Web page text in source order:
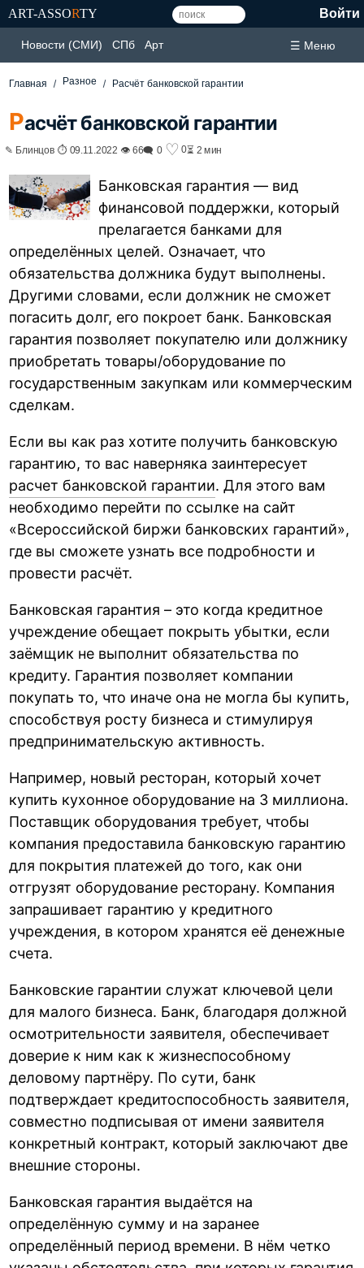
ART-ASSORTY Войти
Новости (СМИ) СПб Арт ☰ Меню
Главная Разное Расчёт банковской гарантии
Расчёт банковской гарантии
✎ Блинцов ⏱ 09.11.2022 👁 66🗨 0 ♡ 0⏳ 2 мин
Банковская гарантия — вид
финансовой поддержки, который
прелагается банками для
определённых целей. Означает, что
обязательства должника будут выполнены.
Другими словами, если должник не сможет
погасить долг, его покроет банк. Банковская
гарантия позволяет покупателю или должнику
приобретать товары/оборудование по
государственным закупкам или коммерческим
сделкам.
Если вы как раз хотите получить банковскую
гарантию, то вас наверняка заинтересует
расчет банковской гарантии. Для этого вам
необходимо перейти по ссылке на сайт
«Всероссийской биржи банковских гарантий»,
где вы сможете узнать все подробности и
провести расчёт.
Банковская гарантия – это когда кредитное
учреждение обещает покрыть убытки, если
заёмщик не выполнит обязательства по
кредиту. Гарантия позволяет компании
покупать то, что иначе она не могла бы купить,
способствуя росту бизнеса и стимулируя
предпринимательскую активность.
Например, новый ресторан, который хочет
купить кухонное оборудование на 3 миллиона.
Поставщик оборудования требует, чтобы
компания предоставила банковскую гарантию
для покрытия платежей до того, как они
отгрузят оборудование ресторану. Компания
запрашивает гарантию у кредитного
учреждения, в котором хранятся её денежные
счета.
Банковские гарантии служат ключевой цели
для малого бизнеса. Банк, благодаря должной
осмотрительности заявителя, обеспечивает
доверие к ним как к жизнеспособному
деловому партнёру. По сути, банк
подтверждает кредитоспособность заявителя,
совместно подписывая от имени заявителя
конкретный контракт, который заключают две
внешние стороны.
Банковская гарантия выдаётся на
определённую сумму и на заранее
определённый период времени. В нём четко